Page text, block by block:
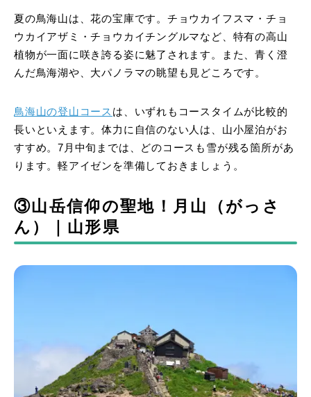
夏の鳥海山は、花の宝庫です。チョウカイフスマ・チョ
ウカイアザミ・チョウカイチングルマなど、特有の高山
植物が一面に咲き誇る姿に魅了されます。また、青く澄
んだ鳥海湖や、大パノラマの眺望も見どころです。
鳥海山の登山コース は、いずれもコースタイムが比較的
長いといえます。体力に自信のない人は、山小屋泊がお
すすめ。7月中旬までは、どのコースも雪が残る箇所があ
ります。軽アイゼンを準備しておきましょう。
③山岳信仰の聖地！月山（がっさ
ん）｜山形県